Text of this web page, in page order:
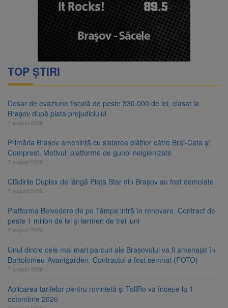
TOP ȘTIRI
Dosar de evaziune fiscală de peste 330.000 de lei, clasat la
Brașov după plata prejudiciului
7 august 2026
Primăria Brașov amenință cu sistarea plăților către Brai-Cata și
Comprest. Motivul: platforme de gunoi neigienizate
7 august 2026
Clădirile Duplex de lângă Piața Star din Brașov au fost demolate
7 august 2026
Platforma Belvedere de pe Tâmpa intră în renovare. Contract de
peste 1 milion de lei și termen de trei luni
7 august 2026
Unul dintre cele mai mari parcuri ale Brașovului va fi amenajat în
Bartolomeu-Avantgarden. Contractul a fost semnat (FOTO)
7 august 2026
Aplicarea tarifelor pentru rovinietă și TollRo va începe la 1
octombrie 2026